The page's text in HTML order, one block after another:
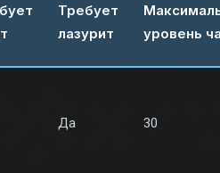
Требует
лазурит
уровень
Да 30